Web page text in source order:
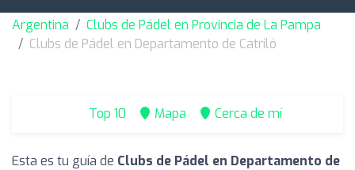
Argentina
Clubs de Pádel en Provincia de La Pampa
Clubs de Pádel en Departamento de Catriló
Top 10 Mapa Cerca de mí
Esta es tu guía de Clubs de Pádel en Departamento de